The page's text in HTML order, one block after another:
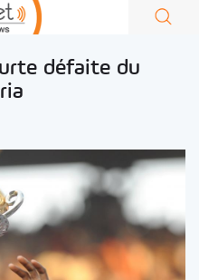
défaite du